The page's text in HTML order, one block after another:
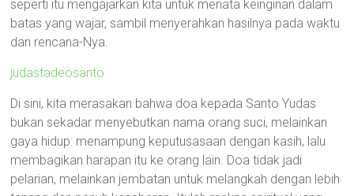
seperti itu mengajarkan kita untuk menata keinginan dalam
batas yang wajar, sambil menyerahkan hasilnya pada waktu
dan rencana-Nya.
judastadeosanto
Di sini, kita merasakan bahwa doa kepada Santo Yudas
bukan sekadar menyebutkan nama orang suci, melainkan
gaya hidup: menampung keputusasaan dengan kasih, lalu
membagikan harapan itu ke orang lain. Doa tidak jadi
pelarian, melainkan jembatan untuk melangkah dengan lebih